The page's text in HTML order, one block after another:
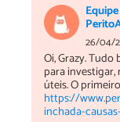
26/04/
Oi, Grazy.
para
úteis. O
https://
inchada-